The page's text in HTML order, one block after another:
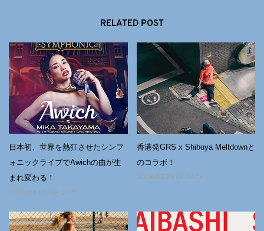
RELATED POST
日本初、世界を熱狂させたシンフ
ォニックライブでAwichの曲が⽣
まれ変わる！
2026.08.06 UP DATE
香港発GRS x Shibuya Meltdownと
のコラボ！
2026.07.23 UP DATE